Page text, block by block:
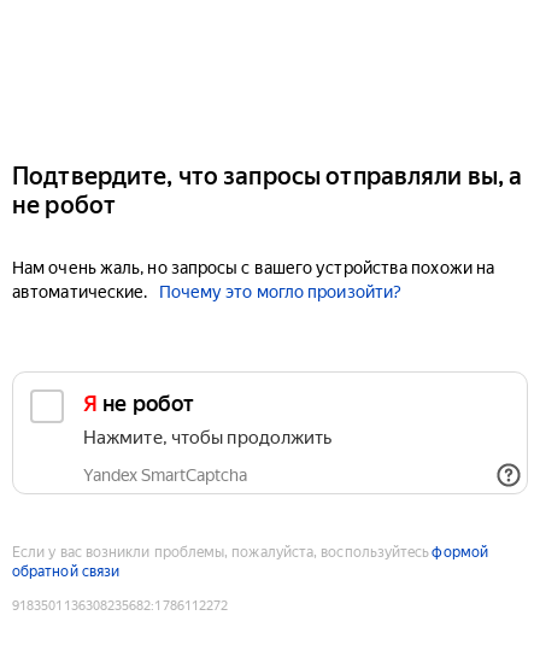
Подтвердите, что запросы отправляли вы, а
не робот
Нам очень жаль, но запросы с вашего устройства похожи на
автоматические.
Почему это могло произойти?
Я не робот
Нажмите, чтобы продолжить
Yandex SmartCaptcha
Если у вас возникли проблемы, пожалуйста, воспользуйтесьформой
обратной связи
9183501136308235682:1786112272